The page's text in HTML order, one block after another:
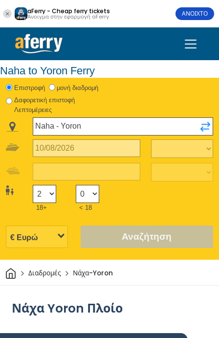
aFerry - Cheap ferry tickets
Άνοιγμα στην εφαρμογή aFerry ΑΝΟΙΧΤΟ
Naha to Yoron Ferry
Eπιστροφή
μονή διαδρομή
Δαφορετική επιστοφή
Λεπτομέρειες
18+ < 18
Αναζήτηση
ΣπίτιΔιαδρομές Νάχα-Yoron
Νάχα Yoron Πλοίο